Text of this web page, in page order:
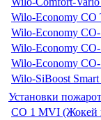
Wilo-Economy CO
Wilo-Economy
Wilo-Economy
Wilo-Economy
Wilo-SiBoost
Установки
CO 1 MVI (Жокей